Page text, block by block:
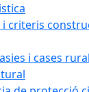
i criteris
i cases